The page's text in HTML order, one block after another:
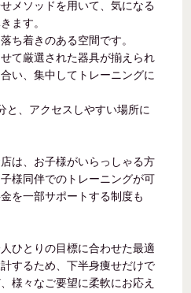
メソッドを用いて、気になる
ます。
ち着きのある空間です。
て厳選された器具が揃えられ
い、集中してトレーニングに
と、アクセスしやすい場所に
は、お子様がいらっしゃる方
様同伴でのトレーニングが可
を一部サポートする制度も
ひとりの目標に合わせた最適
するため、下半身痩せだけで
様々なご要望に柔軟にお応え